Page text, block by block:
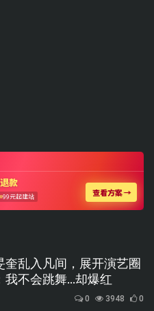
奎乱入凡间，展开演艺圈
不会跳舞...却爆红
0 3948 0